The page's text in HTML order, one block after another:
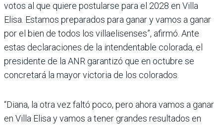
votos al que quiere postularse para el 2028 en Villa
Elisa. Esta­mos preparados para ganar y vamos a ganar
por el bien de todos los villaelisenses”, afirmó. Ante
estas declaracio­nes de la intendentable colo­rada, el
presidente de la ANR garantizó que en octubre se
concretará la mayor victoria de los colorados.
“Diana, la otra vez faltó poco, pero ahora vamos a ganar
en Villa Elisa y vamos a tener grandes resultados en